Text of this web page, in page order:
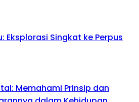
Eksplorasi Singkat ke Perpus
Memahami Prinsip dan